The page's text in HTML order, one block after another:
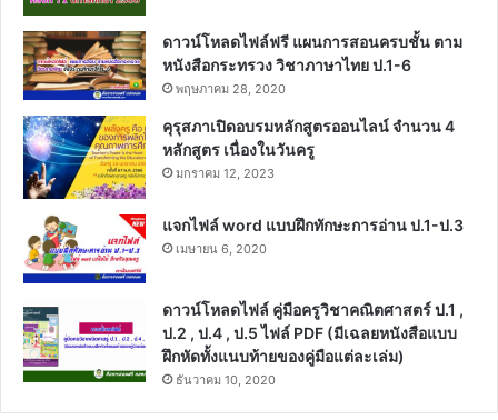
ดาวน์โหลดไฟล์ฟรี แผนการสอนครบชั้น ตาม
หนังสือกระทรวง วิชาภาษาไทย ป.1-6
พฤษภาคม 28, 2020
คุรุสภาเปิดอบรมหลักสูตรออนไลน์ จำนวน 4
หลักสูตร เนื่องในวันครู
มกราคม 12, 2023
แจกไฟล์ word แบบฝึกทักษะการอ่าน ป.1-ป.3
เมษายน 6, 2020
ดาวน์โหลดไฟล์ คู่มือครูวิชาคณิตศาสตร์ ป.1 ,
ป.2 , ป.4 , ป.5 ไฟล์ PDF (มีเฉลยหนังสือแบบ
ฝึกหัดทั้งแนบท้ายของคู่มือแต่ละเล่ม)
ธันวาคม 10, 2020